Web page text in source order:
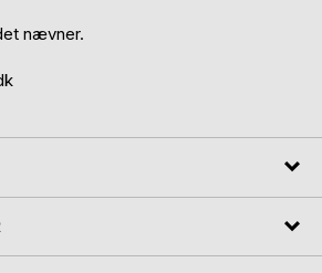
nævner.